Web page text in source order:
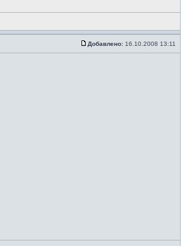
Добавлено: 16.10.2008 13:11